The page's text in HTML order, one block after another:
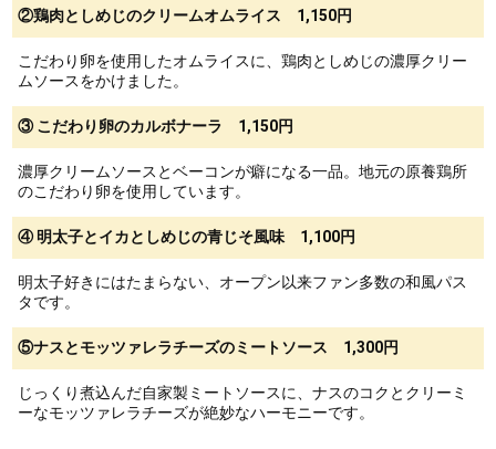
②鶏肉としめじのクリームオムライス 1,150円
こだわり卵を使⽤したオムライスに、鶏⾁としめじの濃厚クリー
ムソースをかけました。
③ こだわり卵のカルボナーラ 1,150円
濃厚クリームソースとベーコンが癖になる一品。地元の原養鶏所
のこだわり卵を使用しています。
④ 明太子とイカとしめじの青じそ風味 1,100円
明太子好きにはたまらない、オープン以来ファン多数の和風パス
タです。
⑤ナスとモッツァレラチーズのミートソース 1,300円
じっくり煮込んだ自家製ミートソースに、ナスのコクとクリーミ
ーなモッツァレラチーズが絶妙なハーモニーです。